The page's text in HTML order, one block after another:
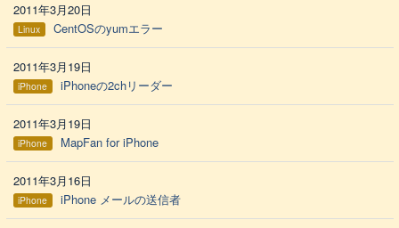
2011年3月20日
Linux CentOSのyumエラー
2011年3月19日
iPhone iPhoneの2chリーダー
2011年3月19日
iPhone MapFan for iPhone
2011年3月16日
iPhone iPhone メールの送信者